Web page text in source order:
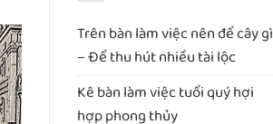
Trên bàn làm việc nên để cây gì
– Để thu hút nhiều tài lộc
Kê bàn làm việc tuổi quý hợi
hợp phong thủy